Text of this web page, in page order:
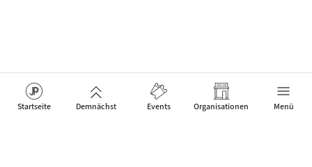
Startseite Demnächst Events Organisationen Menü